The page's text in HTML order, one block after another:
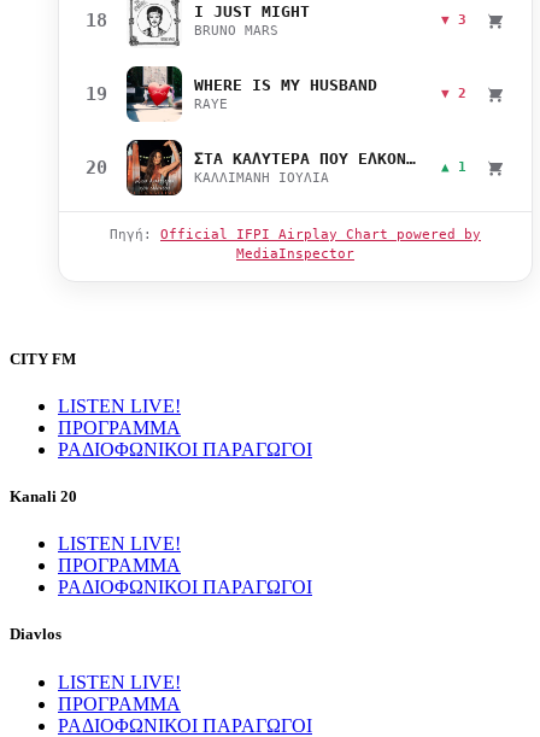
18 I JUST MIGHT
BRUNO MARS
▼ 3
19 WHERE IS MY HUSBAND
RAYE
▼ 2
20 ΣΤΑ ΚΑΛΥΤΕΡΑ ΠΟΥ ΕΛΚΟΝΤΑΙ
ΚΑΛΛΙΜΑΝΗ ΙΟΥΛΙΑ
▲ 1
Πηγή: Official IFPI Airplay Chart powered by
MediaInspector
CITY FM
LISTEN LIVE!
ΠΡΟΓΡΑΜΜΑ
ΡΑΔΙΟΦΩΝΙΚΟΙ ΠΑΡΑΓΩΓΟΙ
Kanali 20
LISTEN LIVE!
ΠΡΟΓΡΑΜΜΑ
ΡΑΔΙΟΦΩΝΙΚΟΙ ΠΑΡΑΓΩΓΟΙ
Diavlos
LISTEN LIVE!
ΠΡΟΓΡΑΜΜΑ
ΡΑΔΙΟΦΩΝΙΚΟΙ ΠΑΡΑΓΩΓΟΙ